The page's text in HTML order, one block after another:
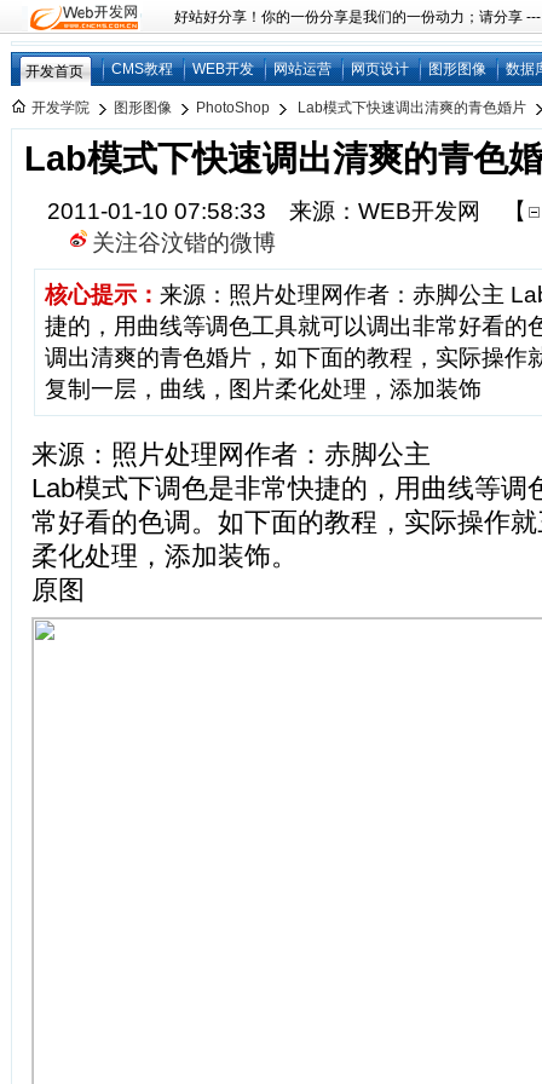
好站好分享！你的一份分享是我们的一份动力；请分享
开发首页 CMS教程 WEB开发 网站运营 网页设计 图形图像 数据
开发学院 图形图像 PhotoShop Lab模式下快速调出清爽的青色婚片
Lab模式下快速调出清爽的青色
2011-01-10 07:58:33 来源：WEB开发网
【
关注谷汶锴的微博
核心提示： 来源：照片处理网作者：赤脚公主
捷的，用曲线等调色工具就可以调出非常好看的
调出清爽的青色婚片，如下面的教程，实际操作
复制一层，曲线，图片柔化处理，添加装饰
来源：照片处理网作者：赤脚公主
Lab模式下调色是非常快捷的，用曲线等调
常好看的色调。如下面的教程，实际操作
柔化处理，添加装饰。
原图